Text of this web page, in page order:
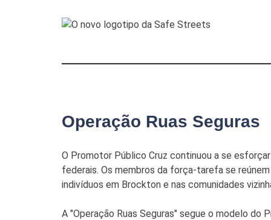
Operação Ruas Seguras
O Promotor Público Cruz continuou a se
federais. Os membros da força-tarefa se
indivíduos em Brockton e nas comunidades
A "Operação Ruas Seguras" segue o modelo